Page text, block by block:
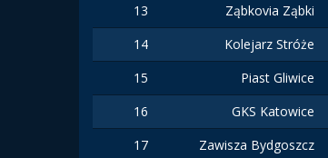
13 Ząbkovia Ząbki
14
Kolejarz Stróże
15
Piast Gliwice
16
GKS Katowice
17
Zawisza Bydgoszcz